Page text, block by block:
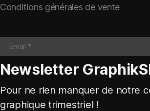
Conditions générales de vente
Newsletter
Pour ne rien manquer de notre
graphique trimestriel !